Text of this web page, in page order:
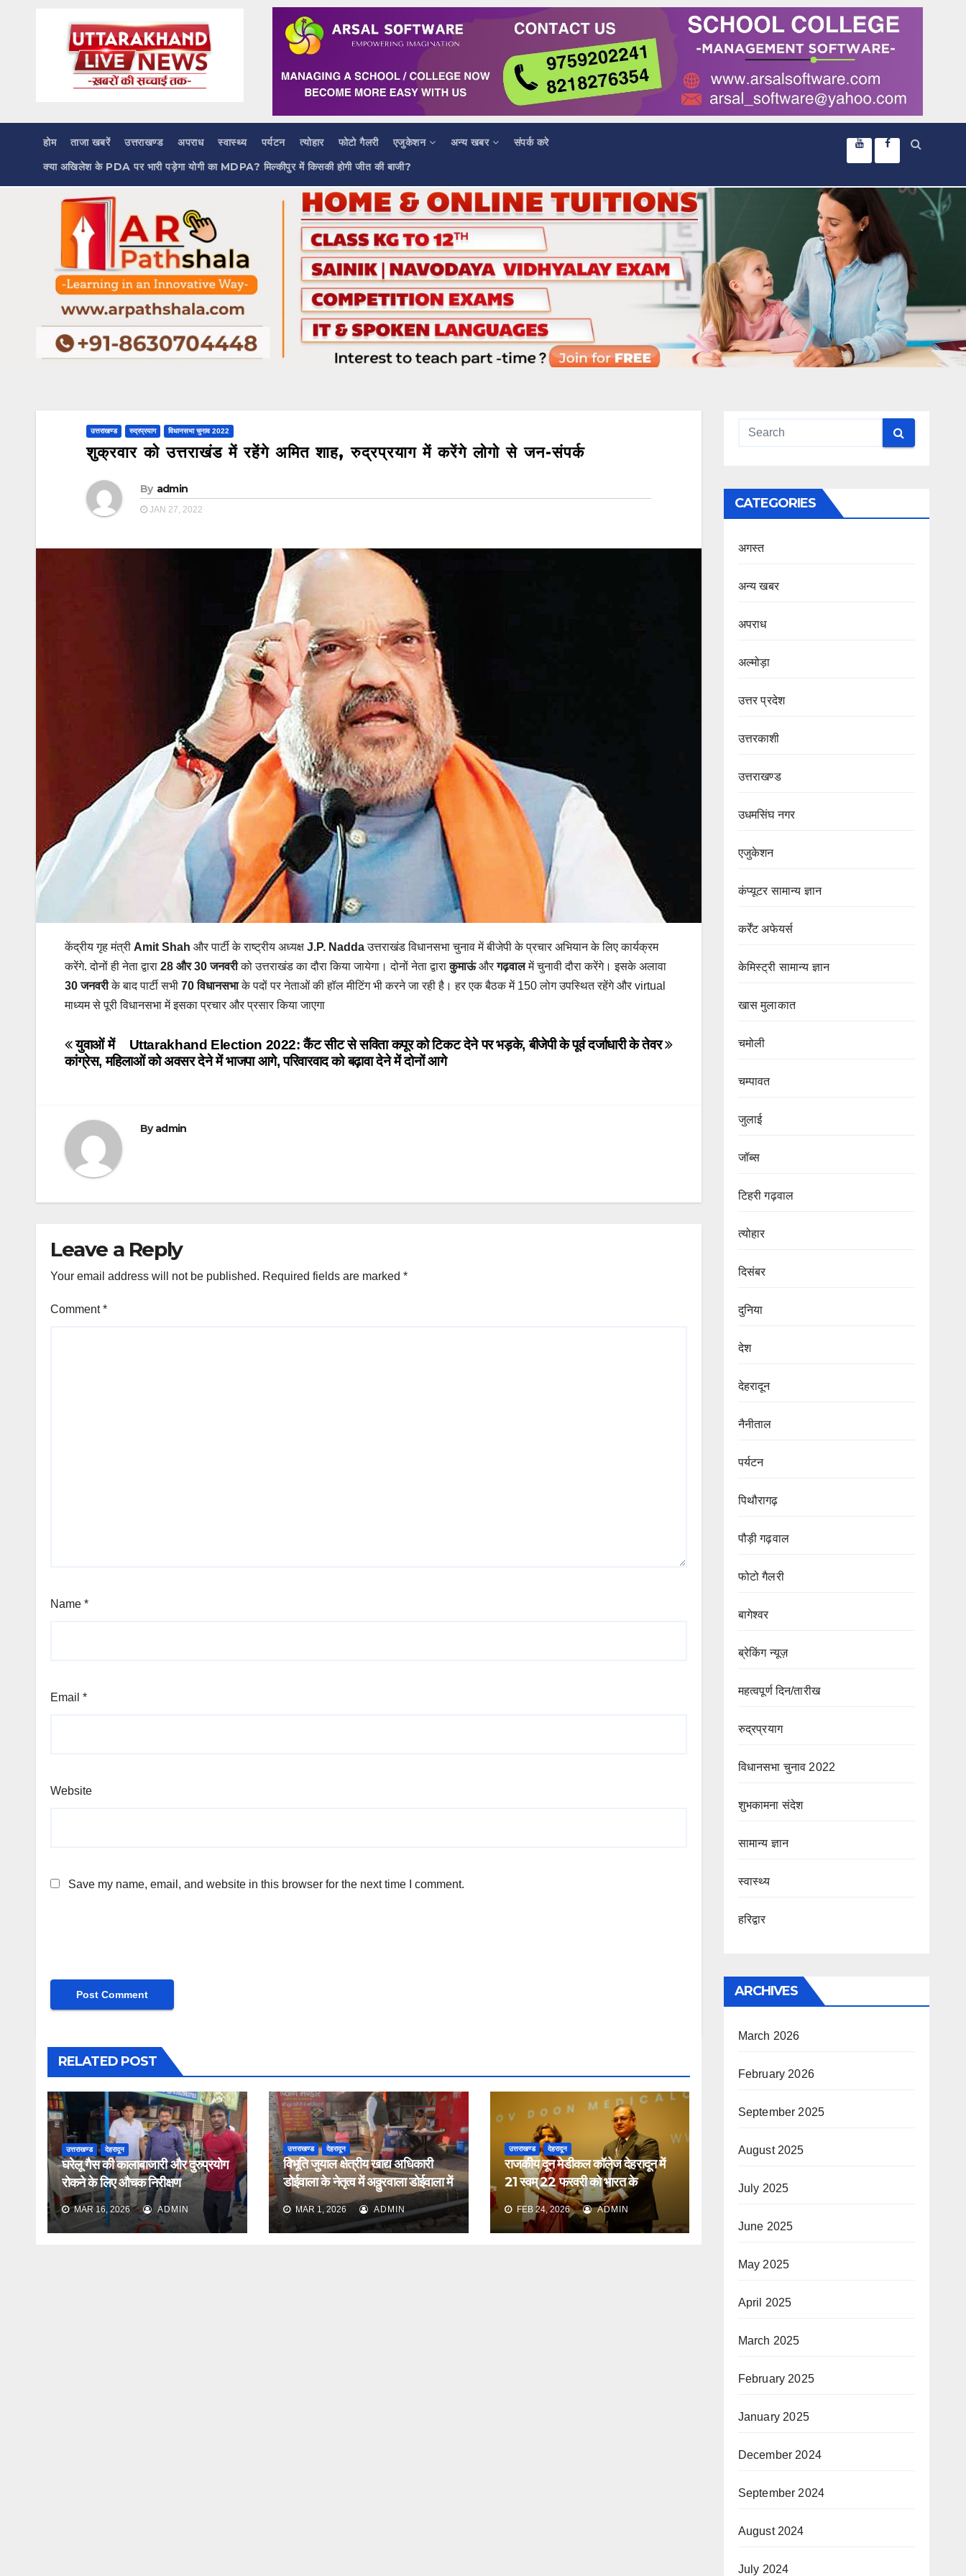
होम ताजा खबरें उत्तराखण्ड अपराध स्वास्थ्य पर्यटन त्योहार फोटो गैलरी एजुकेशन अन्य खबर
संपर्क करे
क्या अखिलेश के PDA पर भारी पड़ेगा योगी का MDPA? मिल्कीपुर में किसकी होगी जीत की बाजी?
उत्तराखण्ड रुद्रप्रयाग विधानसभा चुनाव 2022
शुक्रवार को उत्तराखंड में रहेंगे अमित शाह, रुद्रप्रयाग में करेंगे लोगो से जन-संपर्क
By admin
JAN 27, 2022
केंद्रीय गृह मंत्री Amit Shah और पार्टी के राष्ट्रीय अध्यक्ष J.P. Naddaउत्तराखंड विधानसभा चुनाव में बीजेपी के प्रचार अभियान के लिए कार्यक्रम
करेंगे. दोनों ही नेता द्वारा 28 और 30 जनवरीको उत्तराखंड का दौरा किया जायेगा। दोनों नेता द्वाराकुमाऊंऔरगढ़वालमें चुनावी दौरा करेंगे। इसके अलावा
30 जनवरीके बाद पार्टी सभी 70 विधानसभाके पदों पर नेताओं की हॉल मीटिंग भी करने जा रही है। हर एक बैठक में 150 लोग उपस्थित रहेंगे और virtual
माध्यम से पूरी विधानसभा में इसका प्रचार और प्रसार किया जाएगा
Post
navigation
Uttarakhand Election 2022: कैंट सीट से सविता कपूर को टिकट देने पर भड़के, बीजेपी के पूर्व दर्जाधारी के तेवर
युवाओं में
कांग्रेस, महिलाओं को अवसर देने में भाजपा आगे, परिवारवाद को बढ़ावा देने में दोनों आगे
Byadmin
Leave a Reply
Your email address will not be published. Required fields are marked *
Comment*
Name *
Email *
Website
Save my name, email, and website in this browser for the next time I comment.
RELATED POST
उत्तराखण्ड देहरादून
घरेलू गैस की कालाबाजारी और दुरुप्रयोग
रोकने के लिए औचक निरीक्षण
MAR 16, 2026 ADMIN
उत्तराखण्ड देहरादून
विभूति जुयाल क्षेत्रीय खाद्य अधिकारी
डोईवाला के नेतृत्व में अठ्ठुरवाला डोईवाला में
औचक निरीक्षण किया
MAR 1, 2026 ADMIN
उत्तराखण्ड देहरादून
राजकीय दून मेडीकल कॉलेज देहरादून में
21 स्वम् 22 फरवरी को भारत के
नेफ्रोलॉजिस्ट द्वारा आयोजित वार्षिक
सम्मेलन
FEB 24, 2026 ADMIN
CATEGORIES
अगस्त
अन्य खबर
अपराध
अल्मोड़ा
उत्तर प्रदेश
उत्तरकाशी
उत्तराखण्ड
उधमसिंघ नगर
एजुकेशन
कंप्यूटर सामान्य ज्ञान
कर्रेंट अफेयर्स
केमिस्ट्री सामान्य ज्ञान
खास मुलाकात
चमोली
चम्पावत
जुलाई
जॉब्स
टिहरी गढ़वाल
त्योहार
दिसंबर
दुनिया
देश
देहरादून
नैनीताल
पर्यटन
पिथौरागढ़
पौड़ी गढ़वाल
फोटो गैलरी
बागेश्वर
ब्रेकिंग न्यूज़
महत्वपूर्ण दिन/तारीख
रुद्रप्रयाग
विधानसभा चुनाव 2022
शुभकामना संदेश
सामान्य ज्ञान
स्वास्थ्य
हरिद्वार
ARCHIVES
March 2026
February 2026
September 2025
August 2025
July 2025
June 2025
May 2025
April 2025
March 2025
February 2025
January 2025
December 2024
September 2024
August 2024
July 2024